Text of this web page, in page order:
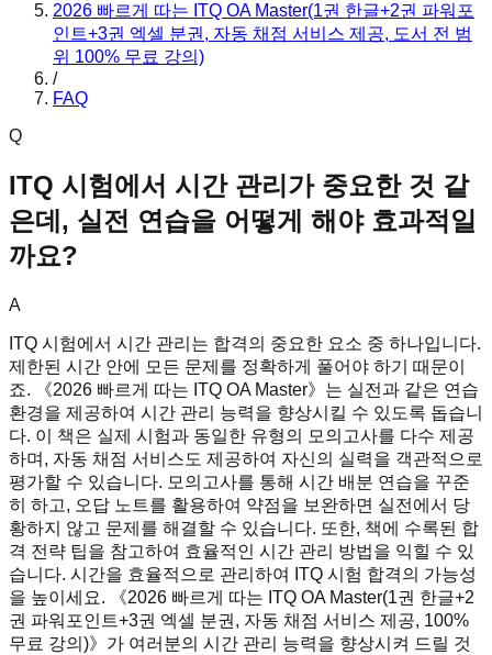
2026 빠르게 따는 ITQ OA Master(1권 한글+2권 파워포
인트+3권 엑셀 분권, 자동 채점 서비스 제공, 도서 전 범
위 100% 무료 강의)
/
FAQ
Q
ITQ 시험에서 시간 관리가 중요한 것 같
은데, 실전 연습을 어떻게 해야 효과적일
까요?
A
ITQ 시험에서 시간 관리는 합격의 중요한 요소 중 하나입니다.
제한된 시간 안에 모든 문제를 정확하게 풀어야 하기 때문이
죠. 《2026 빠르게 따는 ITQ OA Master》는 실전과 같은 연습
환경을 제공하여 시간 관리 능력을 향상시킬 수 있도록 돕습니
다. 이 책은 실제 시험과 동일한 유형의 모의고사를 다수 제공
하며, 자동 채점 서비스도 제공하여 자신의 실력을 객관적으로
평가할 수 있습니다. 모의고사를 통해 시간 배분 연습을 꾸준
히 하고, 오답 노트를 활용하여 약점을 보완하면 실전에서 당
황하지 않고 문제를 해결할 수 있습니다. 또한, 책에 수록된 합
격 전략 팁을 참고하여 효율적인 시간 관리 방법을 익힐 수 있
습니다. 시간을 효율적으로 관리하여 ITQ 시험 합격의 가능성
을 높이세요. 《2026 빠르게 따는 ITQ OA Master(1권 한글+2
권 파워포인트+3권 엑셀 분권, 자동 채점 서비스 제공, 100%
무료 강의)》가 여러분의 시간 관리 능력을 향상시켜 드릴 것